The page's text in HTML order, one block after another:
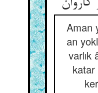
Aman
an
varlık